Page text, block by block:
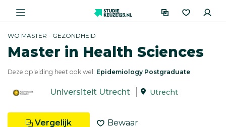
WO MASTER - GEZONDHEID
Master in Health Sciences
Deze opleiding heet ook wel: Epidemiology Postgraduate
Universiteit Utrecht Utrecht
Vergelijk Bewaar